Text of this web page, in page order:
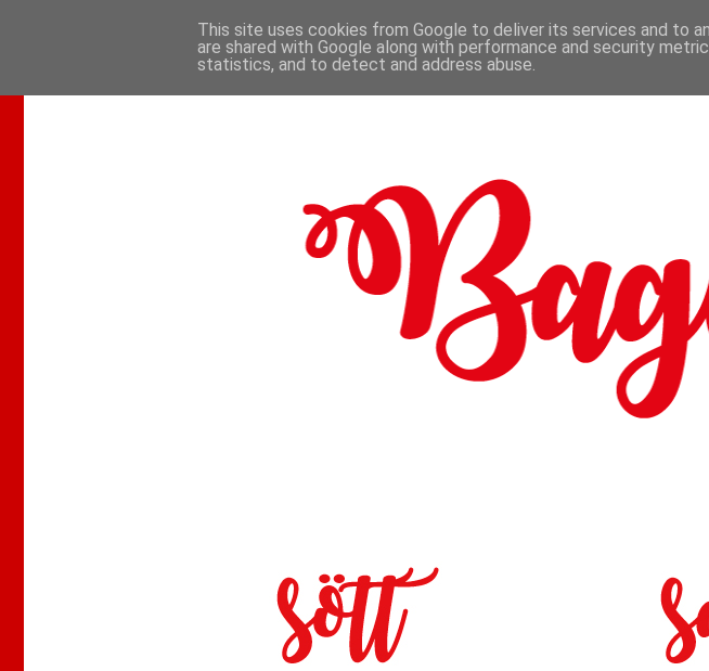
This site uses cookies from Google to deliver its services and to
are shared with Google along with performance and security
statistics, and to detect and address abuse.